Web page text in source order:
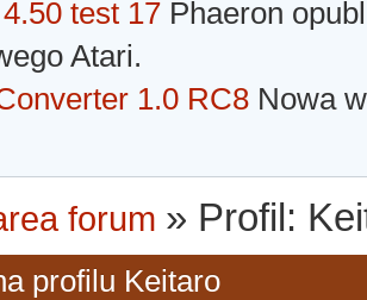
test 17 Phaeron
Atari.
1.0 RC8 Nowa
forum » Profil:
profilu Keitaro